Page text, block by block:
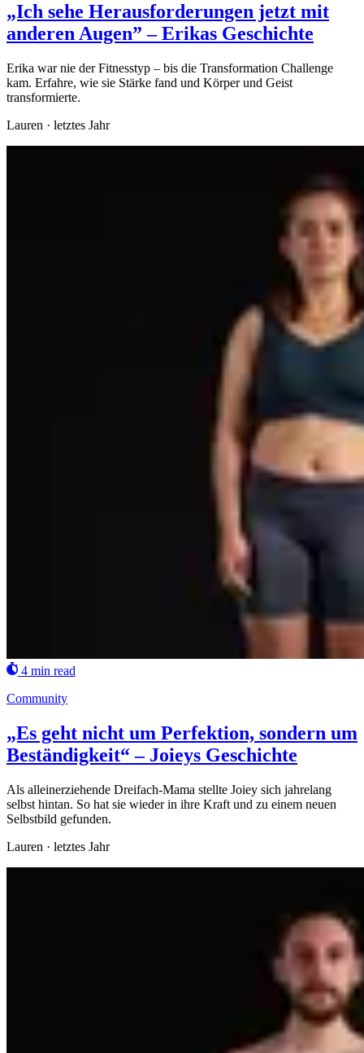
„Ich sehe Herausforderungen jetzt mit
anderen Augen” – Erikas Geschichte
Erika war nie der Fitnesstyp – bis die Transformation Challenge
kam. Erfahre, wie sie Stärke fand und Körper und Geist
transformierte.
Lauren · letztes Jahr
4 min read
Community
„Es geht nicht um Perfektion, sondern um
Beständigkeit“ – Joieys Geschichte
Als alleinerziehende Dreifach-Mama stellte Joiey sich jahrelang
selbst hintan. So hat sie wieder in ihre Kraft und zu einem neuen
Selbstbild gefunden.
Lauren · letztes Jahr